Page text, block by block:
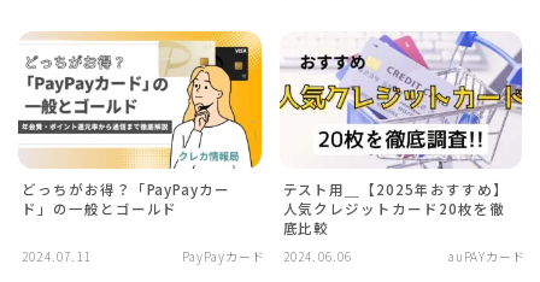
どっちがお得？「PayPayカー
ド」の一般とゴールド
2024.07.11 PayPayカード
テスト用＿【2025年おすすめ】
人気クレジットカード20枚を徹
底比較
2024.06.06 auPAYカード